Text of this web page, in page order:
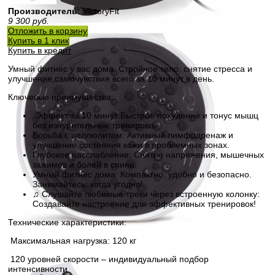
Производитель:VictoryFit
9 300 руб.
Отложить в корзину
Купить в 1 клик
Купить в кредит
Умный фитнес у вас дома. Стройное тело, снятие стресса и
улучшение самочувствия всего за 10 минут в день.
Ключевые преимущества:
‍️ Эффект за 10 минут:Быстрое похудение и тонус мышц
без изнурительных тренировок.
Борьба с целлюлитом: Активный лимфодренаж и
улучшение состояния кожи в проблемных зонах.
‍️Глубокое расслабление: Снятие напряжения, мышечных
зажимов и болей в спине.
Умный фитнес дома: Компактно, удобно и безопасно.
Занимайтесь, когда угодно!
♫ Слушайте любимые треки через встроенную колонку:
Создавайте настроение для эффективных тренировок!
Технические характеристики:
Максимальная нагрузка: 120 кг
120 уровней скорости – индивидуальный подбор
интенсивности